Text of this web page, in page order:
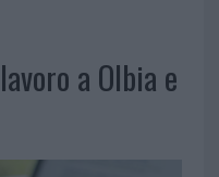
a Olbia e